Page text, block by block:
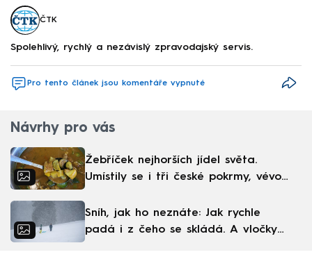
ČTK
Spolehlivý, rychlý a nezávislý zpravodajský servis.
Pro tento článek jsou komentáře vypnuté
Návrhy pro vás
Žebříček nejhorších jídel světa.
Umístily se i tři české pokrmy, vévodí
Sníh, jak ho neznáte: Jak rychle
padá i z čeho se skládá. A vločky